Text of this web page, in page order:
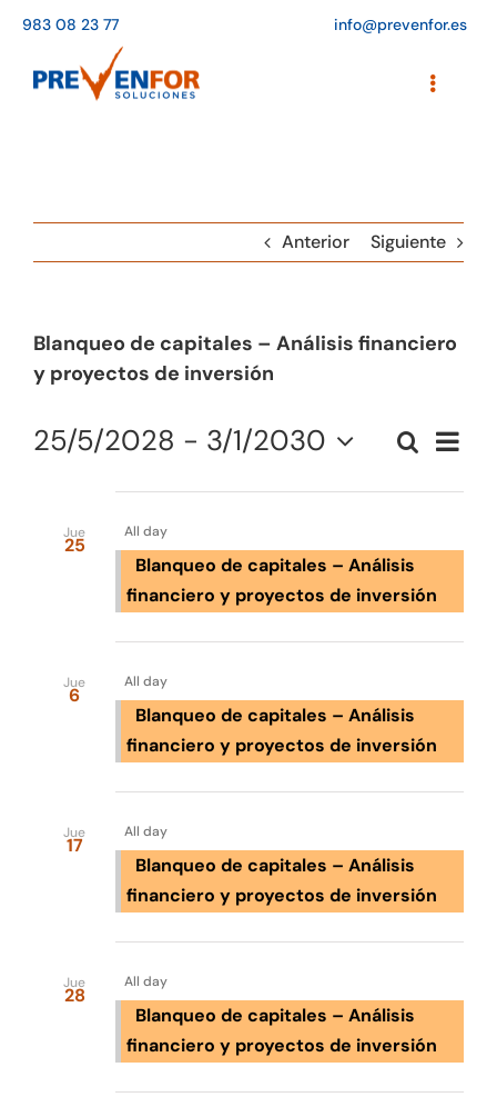
contenido
983 08 23 77 info@prevenfor.es
Toggle
Adaptación a la LOPD
Tienda online
Anterior Siguiente
Blanqueo de capitales – Análisis financiero
y proyectos de inversión
de
y
vistas
Buscar
vistas
25/5/2028 - 3/1/2030
Jue
25
All day
Blanqueo de capitales – Análisis
financiero y proyectos de inversión
Jue
6
All day
Blanqueo de capitales – Análisis
financiero y proyectos de inversión
Jue
17
All day
Blanqueo de capitales – Análisis
financiero y proyectos de inversión
Jue
28
All day
Blanqueo de capitales – Análisis
financiero y proyectos de inversión